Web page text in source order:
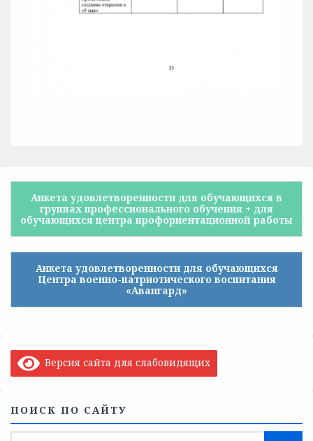
Анкета удовлетворенности для обучающихся в
группах профессионального обучения + для
обучающихся центра профориентационной работы
Анкета удовлетворенности для обучающихся
Центра военно-патриотического воспитания
«Авангард»
Версия сайта для слабовидящих
ПОИСК ПО САЙТУ